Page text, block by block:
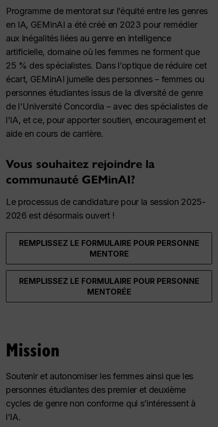
Programme de mentorat sur l’équité entre les genres
en IA, GEMinAI a été créé en 2023 pour remédier
aux inégalités liées au genre en intelligence
artificielle, domaine où les femmes ne forment que
25 % des spécialistes. Dans l’optique de réduire cet
écart, GEMinAI jumelle des personnes – femmes ou
personnes étudiantes issus de la diversité de genre
de l'Université Concordia – avec des spécialistes de
l’IA, et ce, pour apporter soutien, encouragement et
aide en cours de carrière.
Vous souhaitez rejoindre la
communauté GEMinAI?
Le processus de candidature pour la session 2025-
2026 est désormais ouvert !
REMPLISSEZ LE FORMULAIRE POUR PERSONNE
MENTORE
REMPLISSEZ LE FORMULAIRE POUR PERSONNE
MENTORÉE
Mission
Soutenir et autonomiser les femmes ainsi que les
personnes étudiantes des premier et deuxième
cycles de genre non conforme qui s’intéressent à
l’IA.